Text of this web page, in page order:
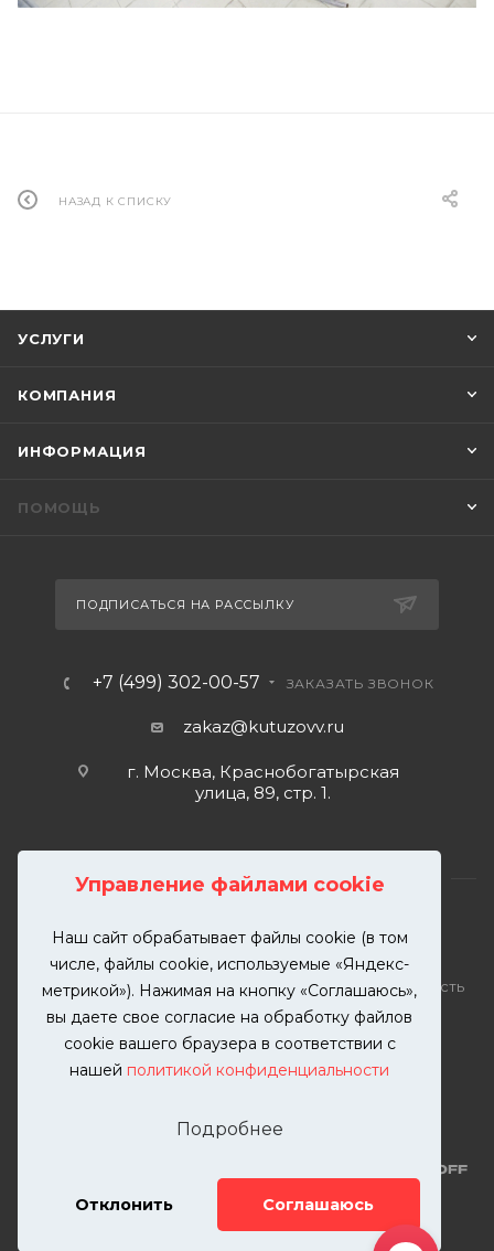
Управление файлами cookie
Наш сайт обрабатывает файлы cookie (в том
числе, файлы cookie, используемые «Яндекс-
метрикой»). Нажимая на кнопку «Соглашаюсь»,
вы даете свое согласие на обработку файлов
cookie вашего браузера в соответствии с
нашей политикой конфиденциальности
Подробнее
Отклонить Соглашаюсь
НАЗАД К СПИСКУ
УСЛУГИ
КОМПАНИЯ
ИНФОРМАЦИЯ
ПОМОЩЬ
ПОДПИСАТЬСЯ НА РАССЫЛКУ
+7 (499) 302-00-57 ЗАКАЗАТЬ ЗВОНОК
zakaz@kutuzovv.ru
г. Москва, Краснобогатырская
улица, 89, стр. 1.
2026 © KUTUZOVV | Кузовной ремонт и покраска
автомобилей. Вся информация на сайте – собственность
ООО "КУТУЗОВВ"
Публикация информации с сайта KUTUZOVV.RU без
Почта: zakaz@kutuzovv.ru